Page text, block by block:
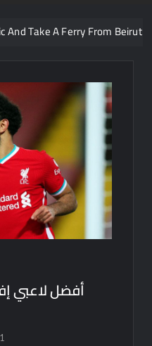
A Ferry From Beirut To
أفضل لاعبي